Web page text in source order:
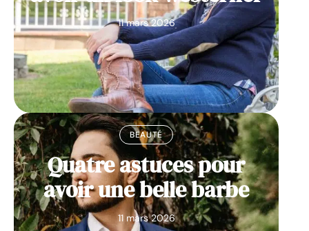
11 mars 2026
BEAUTÉ
Quatre astuces pour
avoir une belle barbe
11 mars 2026